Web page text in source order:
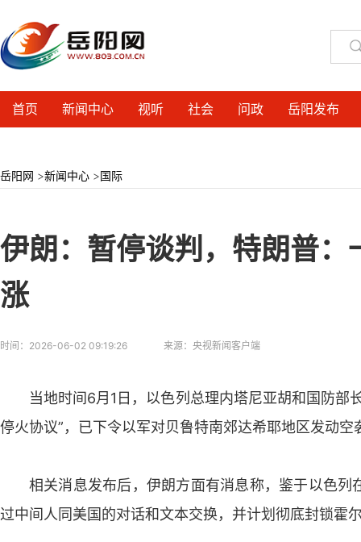
首页 新闻中心 视听 社会 问政 岳阳发布
岳阳网 >新闻中心 >国际
伊朗：暂停谈判，特朗普
涨
时间： 2026-06-02 09:19:26 来源： 央视新闻客户端
当地时间6月1日，以色列总理内塔尼亚胡和国防部
停火协议”，已下令以军对贝鲁特南郊达希耶地区发动空
相关消息发布后，伊朗方面有消息称，鉴于以色
过中间人同美国的对话和文本交换，并计划彻底封锁霍